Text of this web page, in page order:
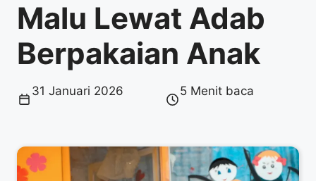
Malu Lewat Adab
Berpakaian Anak
31 Januari 2026 5 Menit baca